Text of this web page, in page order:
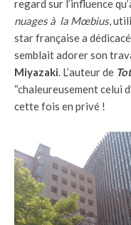
regard sur l’influence
nuages à la Mœbius,
star française a
semblait adorer son
Miyazaki. L’auteur de
“chaleureusement celui d’
cette fois en privé !